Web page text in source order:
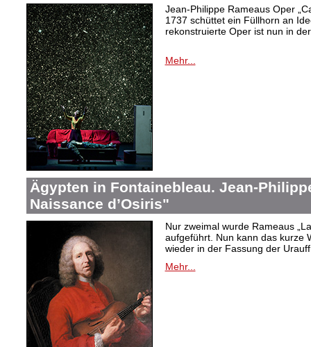
Jean-Philippe Rameaus Oper
1737 schüttet ein Füllhorn an
rekonstruierte Oper ist nun in
Mehr...
Ägypten in Fontainebleau. Jean-
Naissance d’Osiris"
Nur zweimal wurde Rameaus
aufgeführt. Nun kann das kurze
wieder in der Fassung der
Mehr...